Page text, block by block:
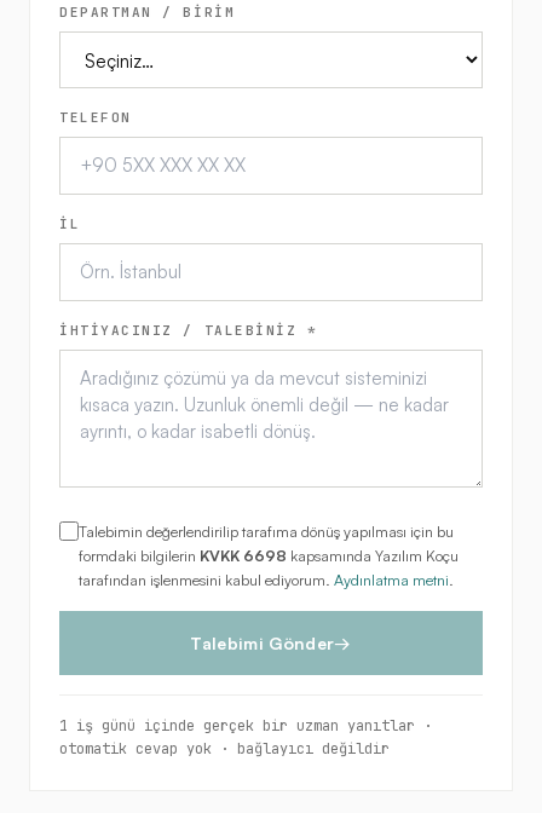
DEPARTMAN / BİRİM
TELEFON
İL
İHTİYACINIZ / TALEBİNİZ *
Talebimin değerlendirilip tarafıma dönüş yapılması için bu
formdaki bilgilerin KVKK 6698 kapsamında Yazılım Koçu
tarafından işlenmesini kabul ediyorum. Aydınlatma metni
Talebimi Gönder→
1 iş günü içinde gerçek bir uzman yanıtlar ·
otomatik cevap yok · bağlayıcı değildir